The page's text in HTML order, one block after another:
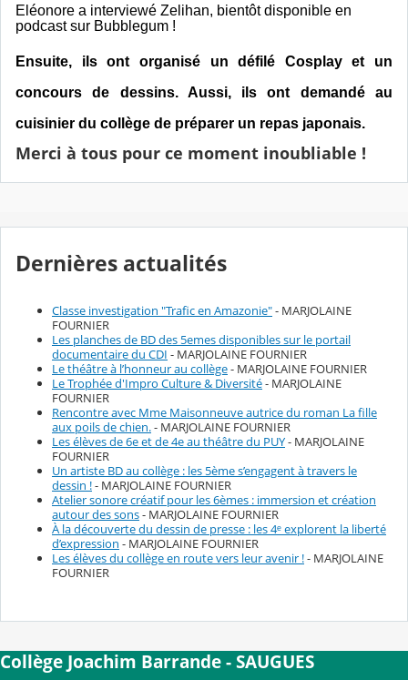
Eléonore a interviewé Zelihan, bientôt disponible en
podcast sur Bubblegum !
Ensuite, ils ont organisé un défilé Cosplay et un
concours de dessins. Aussi, ils ont demandé au
cuisinier du collège de préparer un repas japonais.
Merci à tous pour ce moment inoubliable !
Dernières actualités
Classe investigation "Trafic en Amazonie"- MARJOLAINE
FOURNIER
Les planches de BD des 5emes disponibles sur le portail
documentaire du CDI - MARJOLAINE FOURNIER
Le théâtre à l’honneur au collège- MARJOLAINE FOURNIER
Le Trophée d'Impro Culture & Diversité- MARJOLAINE
FOURNIER
Rencontre avec Mme Maisonneuve autrice du roman La fille
aux poils de chien.- MARJOLAINE FOURNIER
Les élèves de 6e et de 4e au théâtre du PUY- MARJOLAINE
FOURNIER
Un artiste BD au collège : les 5ème s’engagent à travers le
dessin !- MARJOLAINE FOURNIER
Atelier sonore créatif pour les 6èmes : immersion et création
autour des sons- MARJOLAINE FOURNIER
À la découverte du dessin de presse : les 4ᵉ explorent la liberté
d’expression - MARJOLAINE FOURNIER
Les élèves du collège en route vers leur avenir !- MARJOLAINE
FOURNIER
Collège Joachim Barrande - SAUGUES